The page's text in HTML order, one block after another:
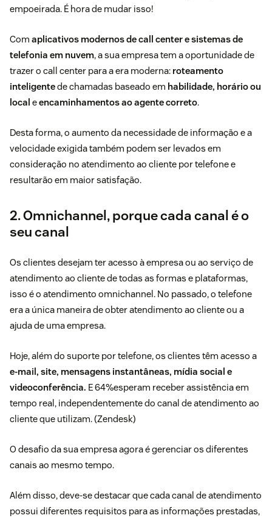
empoeirada. É hora de mudar isso!
Com aplicativos modernos de call center e sistemas de
telefonia em nuvem, a sua empresa tem a oportunidade de
trazer o call center para a era moderna: roteamento
inteligentede chamadas baseado em habilidade, horário ou
local eencaminhamentos ao agente correto.
Desta forma, o aumento da necessidade de informação e a
velocidade exigida também podem ser levados em
consideração no atendimento ao cliente por telefone e
resultarão em maior satisfação.
2. Omnichannel, porque cada canal é o
seu canal
Os clientes desejam ter acesso à empresa ou ao serviço de
atendimento ao cliente de todas as formas e plataformas,
isso é o atendimento omnichannel . No passado, o telefone
era a única maneira de obter atendimento ao cliente ou a
ajuda de uma empresa.
Hoje, além do suporte por telefone, os clientes têm acesso a
e-mail, site, mensagens instantâneas, mídia social e
videoconferência. E 64%esperam receber assistência em
tempo real, independentemente do canal de atendimento ao
cliente que utilizam. (Zendesk)
O desafio da sua empresa agora é gerenciar os diferentes
canais ao mesmo tempo.
Além disso, deve-se destacar que cadacanal de atendimento
possui diferentes requisitos para as informações prestadas,